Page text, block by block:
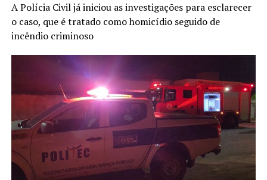
A Polícia Civil já iniciou as investigações para esclarecer
o caso, que é tratado como homicídio seguido de
incêndio criminoso